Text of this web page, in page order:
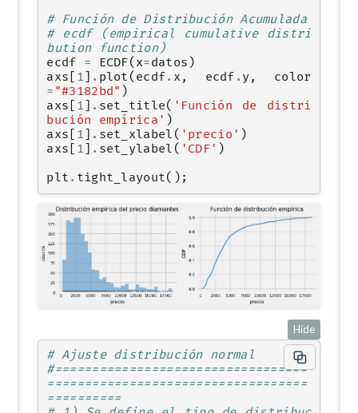
# Función de Distribución Acumulada
# ecdf (empirical cumulative distri
bution function)
ecdf = ECDF( x=datos )
axs
1 . plot ( ecdf. x , ecdf . y,
color
= "#3182bd" )
axs
1 . set_title( 'Función de distri
bución empírica' )
axs
1 . set_xlabel ( 'precio' )
axs
1 . set_ylabel ( 'CDF' )
plt . tight_layout();
Hide
# Ajuste distribución normal
#==================================
===================================
==========